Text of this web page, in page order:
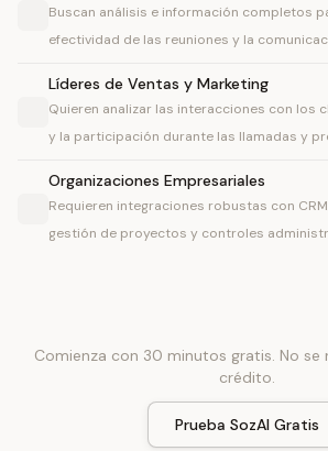
Buscan análisis e información completos
efectividad de las reuniones y la
Líderes de Ventas y Marketing
Quieren analizar las interacciones con los
y la participación durante las llamadas y
Organizaciones Empresariales
Requieren integraciones robustas con
gestión de proyectos y controles
Comienza con 30 minutos gratis. No se
crédito.
Prueba SozAI Gratis